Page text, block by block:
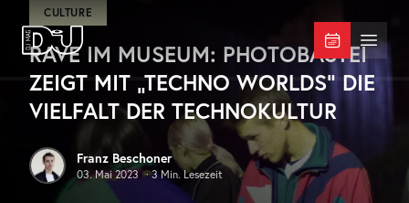
Zum Hauptinhalt springen
DJ Mag Germany Menü
CULTURE
RAVE IM MUSEUM: PHOTOBASTEI
ZEIGT MIT „TECHNO WORLDS“ DIE
VIELFALT DER TECHNOKULTUR
Franz Beschoner
03. Mai 2023 ·3Min. Lesezeit